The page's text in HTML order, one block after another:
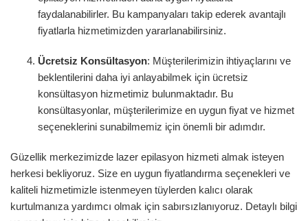
faydalanabilirler. Bu kampanyaları takip ederek avantajlı
fiyatlarla hizmetimizden yararlanabilirsiniz.
Ücretsiz Konsültasyon: Müşterilerimizin ihtiyaçlarını ve
beklentilerini daha iyi anlayabilmek için ücretsiz
konsültasyon hizmetimiz bulunmaktadır. Bu
konsültasyonlar, müşterilerimize en uygun fiyat ve hizmet
seçeneklerini sunabilmemiz için önemli bir adımdır.
Güzellik merkezimizde lazer epilasyon hizmeti almak isteyen
herkesi bekliyoruz. Size en uygun fiyatlandırma seçenekleri ve
kaliteli hizmetimizle istenmeyen tüylerden kalıcı olarak
kurtulmanıza yardımcı olmak için sabırsızlanıyoruz. Detaylı bilgi